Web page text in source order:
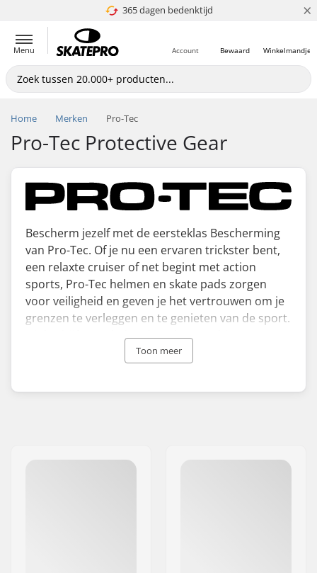
365 dagen bedenktijd
4.8 van 5 ×
Menu Winkelmandje
Bewaard
Account
Home Merken Pro-Tec
Pro-Tec Protective Gear
Bescherm jezelf met de eersteklas Bescherming
van Pro-Tec. Of je nu een ervaren trickster bent,
een relaxte cruiser of net begint met action
sports, Pro-Tec helmen en skate pads zorgen
voor veiligheid en geven je het vertrouwen om je
grenzen te verleggen en te genieten van de sport.
Dit bedrijf staat bekend om het combineren van
klassieke ontwerpen met geavanceerde
heeft een rijke traditie in het maken van
Toon meer